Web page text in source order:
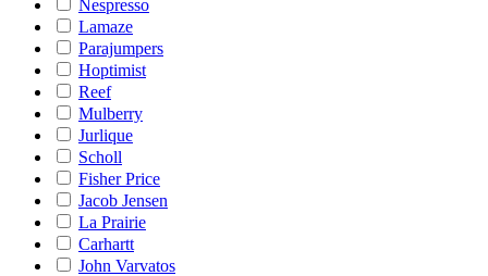
Nespresso
Lamaze
Parajumpers
Hoptimist
Reef
Mulberry
Jurlique
Scholl
Fisher Price
Jacob Jensen
La Prairie
Carhartt
John Varvatos